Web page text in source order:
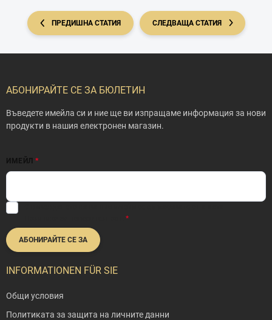
ПРЕДИШНА СТАТИЯ СЛЕДВАЩА СТАТИЯ
АБОНИРАЙТЕ СЕ ЗА БЮЛЕТИН
Въведете имейла си и ние ще ви изпращаме информация за нови
продукти в нашия електронен магазин.
ИМЕЙЛ
АБОНИРАЙТЕ СЕ ЗА
INFORMATIONEN FÜR SIE
Общи условия
Политиката за защита на личните данни